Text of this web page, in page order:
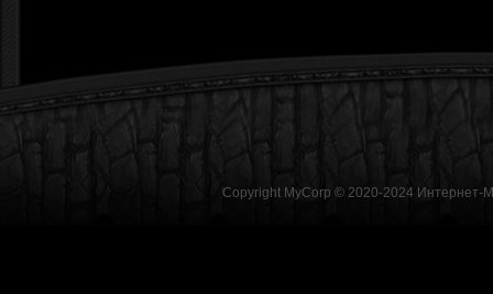
Copyright MyCorp © 2020-2024 Интернет-